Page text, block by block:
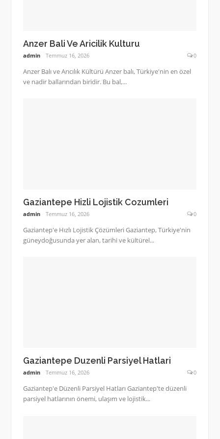
Anzer Bali Ve Aricilik Kulturu
admin Temmuz 16, 2026 0
Anzer Balı ve Arıcılık Kültürü Anzer balı, Türkiye'nin en özel
ve nadir ballarından biridir. Bu bal,...
Gaziantepe Hizli Lojistik Cozumleri
admin Temmuz 16, 2026 0
Gaziantep'e Hızlı Lojistik Çözümleri Gaziantep, Türkiye'nin
güneydoğusunda yer alan, tarihi ve kültürel...
Gaziantepe Duzenli Parsiyel Hatlari
admin Temmuz 16, 2026 0
Gaziantep'e Düzenli Parsiyel Hatları Gaziantep'te düzenli
parsiyel hatlarının önemi, ulaşım ve lojistik...